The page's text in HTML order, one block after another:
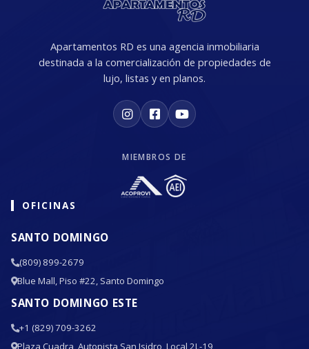
Apartamentos RD es una agencia inmobiliaria
destinada a la comercialización de propiedades de
lujo, listas y en planos.
MIEMBROS DE
OFICINAS
SANTO DOMINGO
(809) 899-2679
Blue Mall, Piso #22, Santo Domingo
SANTO DOMINGO ESTE
+1 (829) 709-3262
Plaza Cuadra, Autopista San Isidro, Local 2L-19